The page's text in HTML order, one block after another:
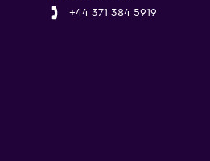
+44 371 384 5919